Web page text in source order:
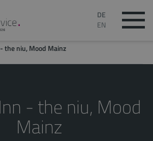
DE
EN
the niu, Mood Mainz
- the niu, Mood
Mainz